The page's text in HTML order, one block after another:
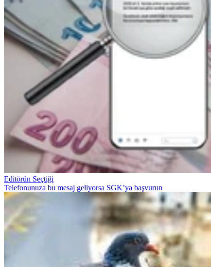
Editörün Seçtiği
Telefonunuza bu mesaj geliyorsa SGK’ya başvurun